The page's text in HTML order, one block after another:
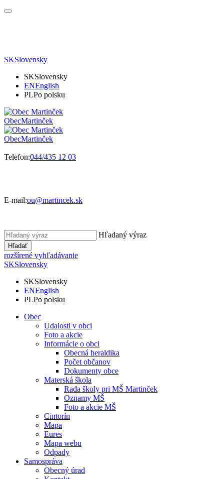
SKSlovensky
SKSlovensky
ENEnglish
PLPo polsku
ObecMartinček
ObecMartinček
Telefon:044/435 12 03
E-mail:ou@martincek.sk
Hľadaný výraz
Hľadať
rozšírené vyhľadávanie
SKSlovensky
SKSlovensky
ENEnglish
PLPo polsku
Obec
Udalosti v obci
Foto a akcie
Informácie o obci
Obecná heraldika
Počet občanov
Dokumenty obce
Materská škola
Rada školy pri MŠ Martinček
Oznamy MŠ
Foto a akcie MŠ
Cintorín
Mapa
Eures
Mapa webu
Odpady
Samospráva
Obecný úrad